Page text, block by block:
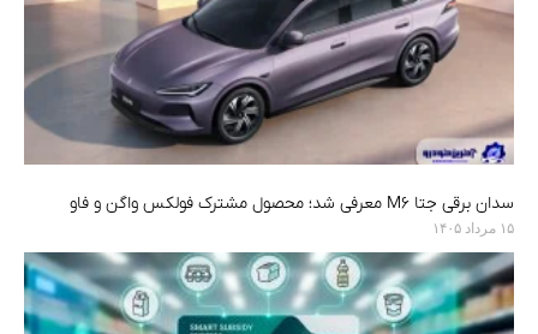
سدان برقی جتا M6 معرفی شد؛ محصول مشترک فولکس واگن و فاو
۱۵ مرداد ۱۴۰۵